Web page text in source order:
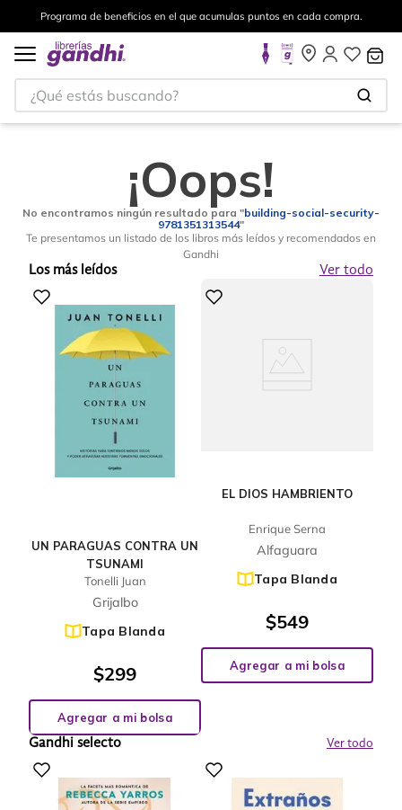
Programa de beneficios en el que acumulas puntos en cada compra.
¿Qué estás buscando?
¡Oops!
No encontramos ningún resultado para "building-social-security-
9781351313544"
Te presentamos un listado de los libros más leídos y recomendados en
Gandhi
Los más leídos Ver todo
UN PARAGUAS CONTRA UN
TSUNAMI
Tonelli Juan
Grijalbo
Tapa Blanda
$299
Agregar a mi bolsa
EL DIOS HAMBRIENTO
Enrique Serna
Alfaguara
Tapa Blanda
$549
Agregar a mi bolsa
Gandhi selecto Ver todo